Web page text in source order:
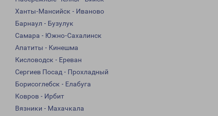
Ханты-Мансийск - Иваново
Барнаул - Бузулук
Самара - Южно-Сахалинск
Апатиты - Кинешма
Кисловодск - Ереван
Сергиев Посад - Прохладный
Борисоглебск - Елабуга
Ковров - Ирбит
Вязники - Махачкала